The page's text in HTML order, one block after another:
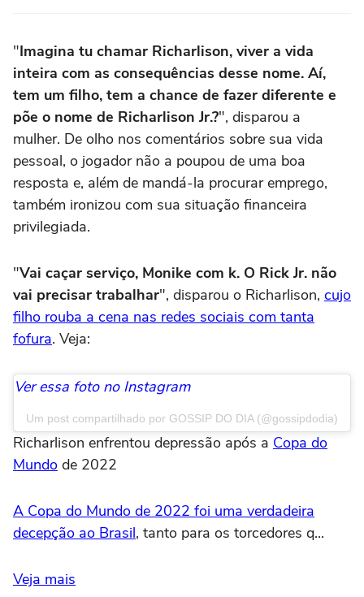
"Imagina tu chamar Richarlison, viver a vida
inteira com as consequências desse nome. Aí,
tem um filho, tem a chance de fazer diferente e
põe o nome de Richarlison Jr.?", disparou a
mulher. De olho nos comentários sobre sua vida
pessoal, o jogador não a poupou de uma boa
resposta e, além de mandá-la procurar emprego,
também ironizou com sua situação financeira
privilegiada.
"Vai caçar serviço, Monike com k. O Rick Jr. não
vai precisar trabalhar", disparou o Richarlison, cujo
filho rouba a cena nas redes sociais com tanta
fofura. Veja:
Ver essa foto no Instagram
Um post compartilhado por GOSSIP DO DIA (@gossipdodia)
Richarlison enfrentou depressão após a Copa do
Mundo de 2022
A Copa do Mundo de 2022 foi uma verdadeira
decepção ao Brasil, tanto para os torcedores q...
Veja mais